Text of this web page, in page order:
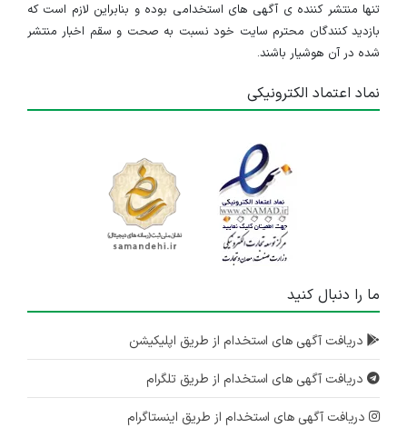
تنها منتشر کننده ی آگهی های استخدامی بوده و بنابراین لازم است که
بازدید کنندگان محترم سایت خود نسبت به صحت و سقم اخبار منتشر
شده در آن هوشیار باشند.
نماد اعتماد الکترونیکی
ما را دنبال کنید
دریافت آگهی های استخدام از طریق اپلیکیشن
دریافت آگهی های استخدام از طریق تلگرام
دریافت آگهی های استخدام از طریق اینستاگرام